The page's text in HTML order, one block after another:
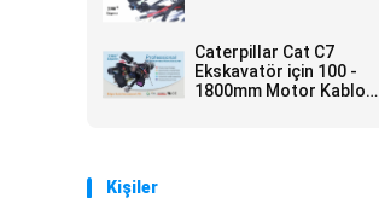
Caterpillar Cat C7
Ekskavatör için 100 -
1800mm Motor Kablo
Kişiler